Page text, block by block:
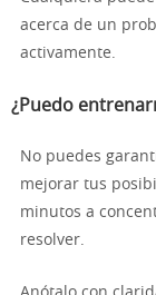
acerca de un
activamente.
¿Puedo
No puedes
mejorar tus
minutos a
resolver.